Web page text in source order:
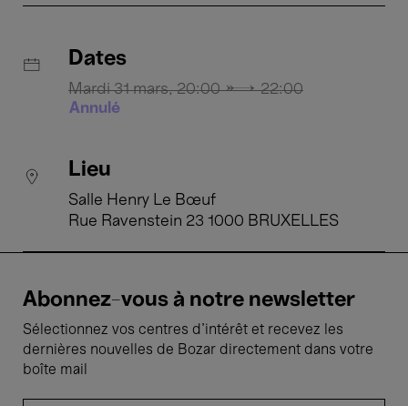
Dates
Mardi 31 mars, 20:00 → 22:00
Annulé
Lieu
Salle Henry Le Bœuf
Rue Ravenstein 23 1000 BRUXELLES
Abonnez-vous à notre newsletter
Sélectionnez vos centres d'intérêt et recevez les
dernières nouvelles de Bozar directement dans votre
boîte mail